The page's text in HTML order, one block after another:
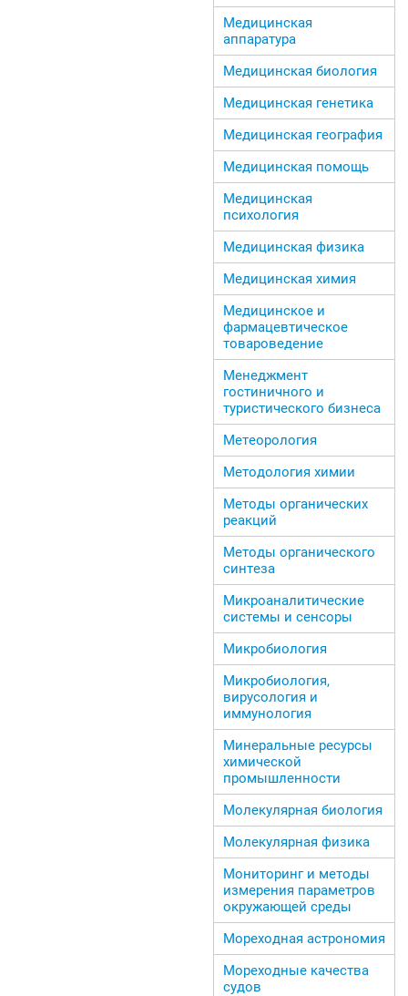
Медицинская
аппаратура
Медицинская биология
Медицинская генетика
Медицинская география
Медицинская помощь
Медицинская
психология
Медицинская физика
Медицинская химия
Медицинское и
фармацевтическое
товароведение
Менеджмент
гостиничного и
туристического бизнеса
Метеорология
Методология химии
Методы органических
реакций
Методы органического
синтеза
Микроаналитические
системы и сенсоры
Микробиология
Микробиология,
вирусология и
иммунология
Минеральные ресурсы
химической
промышленности
Молекулярная биология
Молекулярная физика
Мониторинг и методы
измерения параметров
окружающей среды
Мореходная астрономия
Мореходные качества
судов